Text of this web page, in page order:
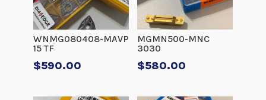
WNMG080408-MAVP
15 TF
$590.00
MGMN500-MNC
3030
$580.00